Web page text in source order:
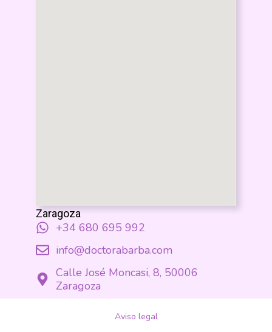
Zaragoza
+34 680 695 992
info@doctorabarba.com
Calle José Moncasi, 8, 50006
Zaragoza
Aviso legal